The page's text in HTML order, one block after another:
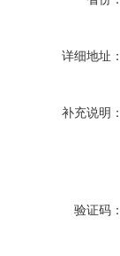
详细地址
补充说明
验证码